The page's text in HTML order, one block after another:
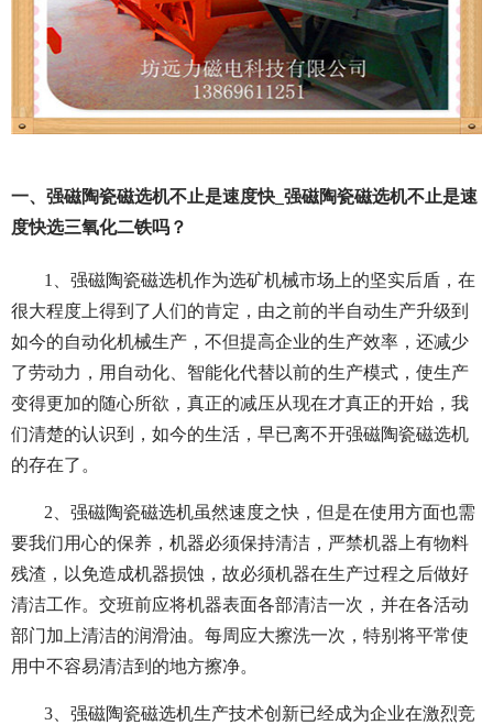
一、强磁陶瓷磁选机不止是速度快_强磁陶瓷磁选机不止是速
度快选三氧化二铁吗？
1、强磁陶瓷磁选机作为选矿机械市场上的坚实后盾，在
很大程度上得到了人们的肯定，由之前的半自动生产升级到
如今的自动化机械生产，不但提高企业的生产效率，还减少
了劳动力，用自动化、智能化代替以前的生产模式，使生产
变得更加的随心所欲，真正的减压从现在才真正的开始，我
们清楚的认识到，如今的生活，早已离不开强磁陶瓷磁选机
的存在了。
2、强磁陶瓷磁选机虽然速度之快，但是在使用方面也需
要我们用心的保养，机器必须保持清洁，严禁机器上有物料
残渣，以免造成机器损蚀，故必须机器在生产过程之后做好
清洁工作。交班前应将机器表面各部清洁一次，并在各活动
部门加上清洁的润滑油。每周应大擦洗一次，特别将平常使
用中不容易清洁到的地方擦净。
3、强磁陶瓷磁选机生产技术创新已经成为企业在激烈竞